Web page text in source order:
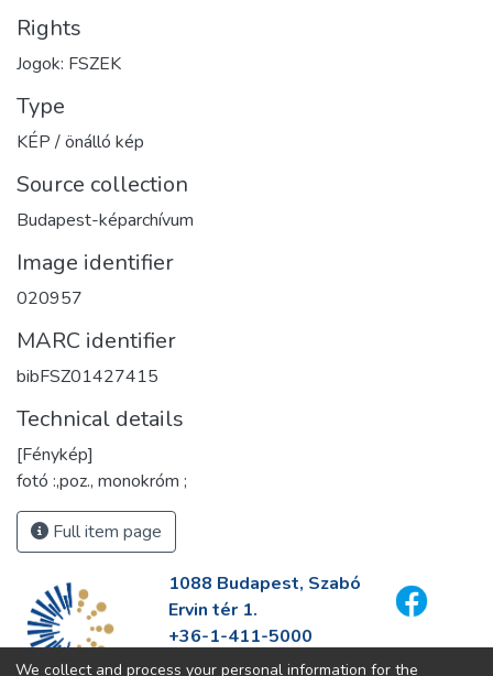
Rights
Jogok: FSZEK
Type
KÉP / önálló kép
Source collection
Budapest-képarchívum
Image identifier
020957
MARC identifier
bibFSZ01427415
Technical details
[Fénykép]
fotó :,poz., monokróm ;
Full item page
1088 Budapest, Szabó
Ervin tér 1.
+36-1-411-5000
info@fszek.hu
We collect and process your personal information for the